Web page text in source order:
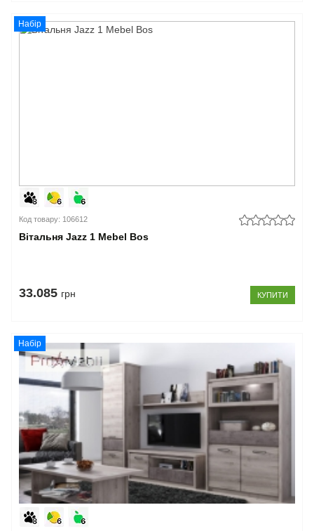
Набір
Код товару: 106612
Вітальня Jazz 1 Mebel Bos
33.085 грн КУПИТИ
Набір